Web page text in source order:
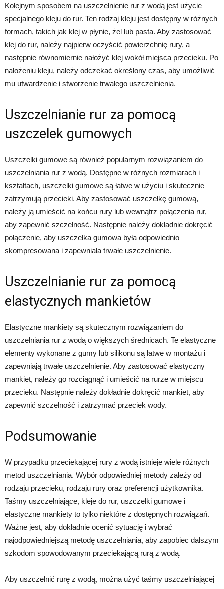
Kolejnym sposobem na uszczelnienie rur z wodą jest użycie
specjalnego kleju do rur. Ten rodzaj kleju jest dostępny w różnych
formach, takich jak klej w płynie, żel lub pasta. Aby zastosować
klej do rur, należy najpierw oczyścić powierzchnię rury, a
następnie równomiernie nałożyć klej wokół miejsca przecieku. Po
nałożeniu kleju, należy odczekać określony czas, aby umożliwić
mu utwardzenie i stworzenie trwałego uszczelnienia.
Uszczelnianie rur za pomocą
uszczelek gumowych
Uszczelki gumowe są również popularnym rozwiązaniem do
uszczelniania rur z wodą. Dostępne w różnych rozmiarach i
kształtach, uszczelki gumowe są łatwe w użyciu i skutecznie
zatrzymują przecieki. Aby zastosować uszczelkę gumową,
należy ją umieścić na końcu rury lub wewnątrz połączenia rur,
aby zapewnić szczelność. Następnie należy dokładnie dokręcić
połączenie, aby uszczelka gumowa była odpowiednio
skompresowana i zapewniała trwałe uszczelnienie.
Uszczelnianie rur za pomocą
elastycznych mankietów
Elastyczne mankiety są skutecznym rozwiązaniem do
uszczelniania rur z wodą o większych średnicach. Te elastyczne
elementy wykonane z gumy lub silikonu są łatwe w montażu i
zapewniają trwałe uszczelnienie. Aby zastosować elastyczny
mankiet, należy go rozciągnąć i umieścić na rurze w miejscu
przecieku. Następnie należy dokładnie dokręcić mankiet, aby
zapewnić szczelność i zatrzymać przeciek wody.
Podsumowanie
W przypadku przeciekającej rury z wodą istnieje wiele różnych
metod uszczelniania. Wybór odpowiedniej metody zależy od
rodzaju przecieku, rodzaju rury oraz preferencji użytkownika.
Taśmy uszczelniające, kleje do rur, uszczelki gumowe i
elastyczne mankiety to tylko niektóre z dostępnych rozwiązań.
Ważne jest, aby dokładnie ocenić sytuację i wybrać
najodpowiedniejszą metodę uszczelniania, aby zapobiec dalszym
szkodom spowodowanym przeciekającą rurą z wodą.
Aby uszczelnić rurę z wodą, można użyć taśmy uszczelniającej